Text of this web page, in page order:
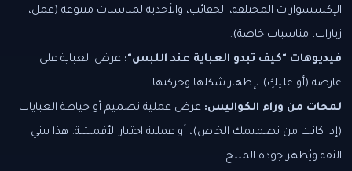
الإكسسوارات المختلفة، الحقائب، والأحذية لمناسبات متنوعة (عمل،
زيارات، مناسبات خاصة).
فيديوهات "كيف تبدو العباية عند اللبس": عرض العباية على
عارضة (أو عليكِ) لإظهار شكلها وحركتها.
لمحات من وراء الكواليس: عرض عملية تصميم أو خياطة العبايات
(إذا كانت من تصميمك الخاص)، أو عملية اختيار الأقمشة. هذا يبني
الثقة ويُظهر جودة المنتج.